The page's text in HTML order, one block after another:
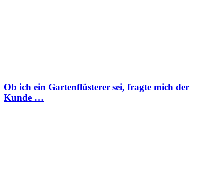
Ob ich ein Gartenflüsterer sei, fragte mich der
Kunde …